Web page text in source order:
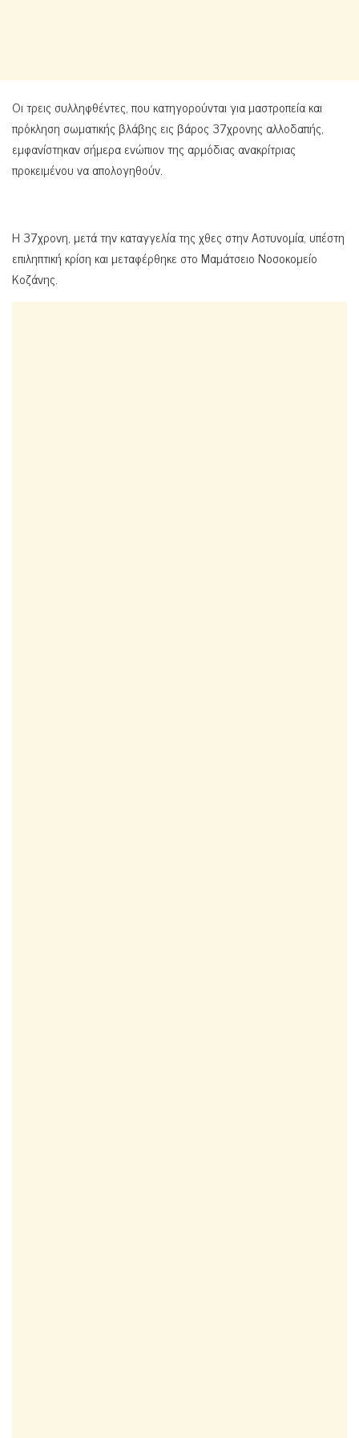
Οι τρεις συλληφθέντες, που κατηγορούνται για μαστροπεία και
πρόκληση σωματικής βλάβης εις βάρος 37χρονης αλλοδαπής,
εμφανίστηκαν σήμερα ενώπιον της αρμόδιας ανακρίτριας
προκειμένου να απολογηθούν.
Η 37χρονη, μετά την καταγγελία της χθες στην Αστυνομία, υπέστη
επιληπτική κρίση και μεταφέρθηκε στο Μαμάτσειο Νοσοκομείο
Κοζάνης.